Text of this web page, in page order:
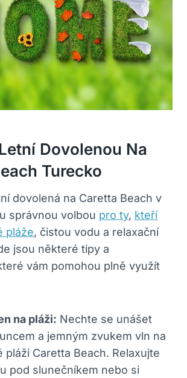
Dovolenou Na
Turecko
dovolená na Caretta Beach v
správnou volbou pro ty, kteří
pláže, čistou vodu a relaxační
jsou některé tipy a
vám pomohou plně využít
na pláži: Nechte se unášet
a jemným zvukem vln na
pláži Caretta Beach. Relaxujte
pod slunečníkem nebo si